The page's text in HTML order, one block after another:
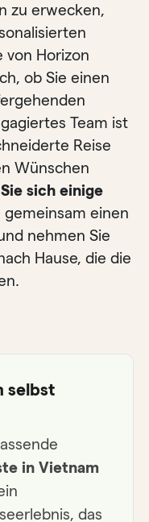
zu erwecken,
von Horizon
ob Sie einen
Team ist
Reise
Wünschen
sich einige
einen
nehmen Sie
Hause, die die
selbst
in Vietnam
das